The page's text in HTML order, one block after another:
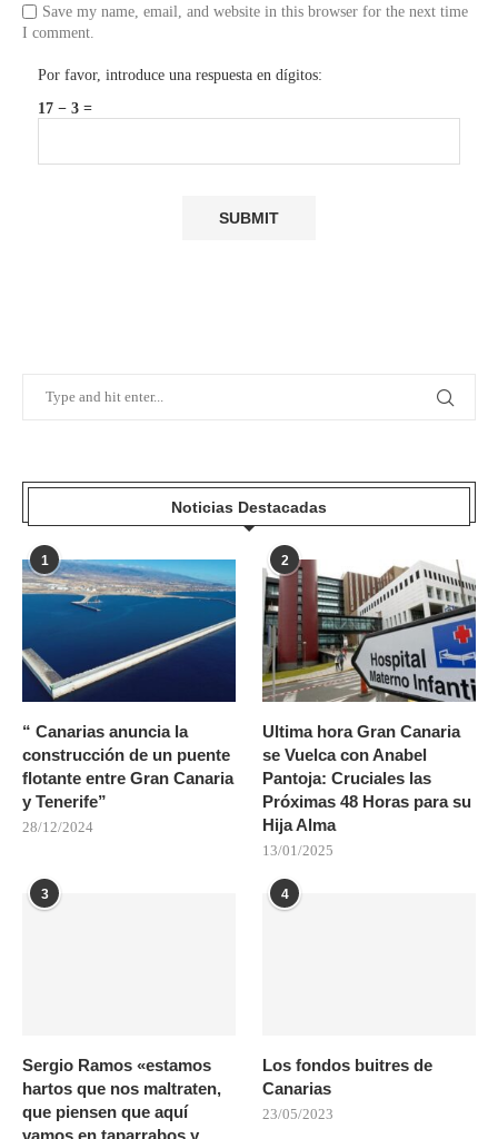
Save my name, email, and website in this browser for the next time
I comment.
Por favor, introduce una respuesta en dígitos:
17 − 3 =
Noticias Destacadas
1
“ Canarias anuncia la
construcción de un puente
flotante entre Gran Canaria
y Tenerife”
28/12/2024
2
Ultima hora Gran Canaria
se Vuelca con Anabel
Pantoja: Cruciales las
Próximas 48 Horas para su
Hija Alma
13/01/2025
3
Sergio Ramos «estamos
hartos que nos maltraten,
que piensen que aquí
4
Los fondos buitres de
Canarias
23/05/2023